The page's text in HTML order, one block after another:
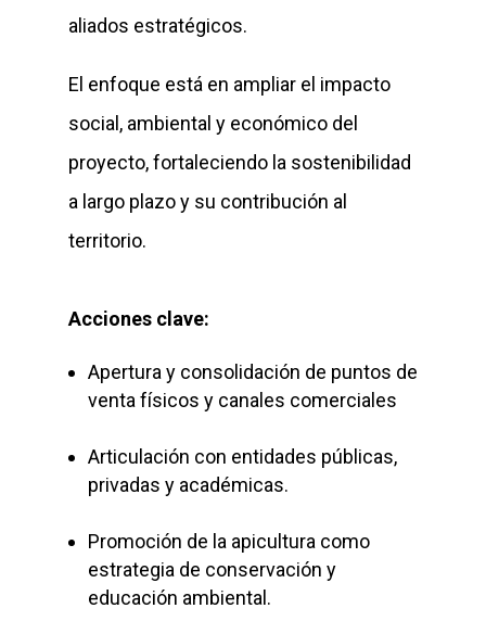
aliados estratégicos.
El enfoque está en ampliar el impacto
social, ambiental y económico del
proyecto, fortaleciendo la sostenibilidad
a largo plazo y su contribución al
territorio.
Acciones clave:
Apertura y consolidación de puntos de
venta físicos y canales comerciales
Articulación con entidades públicas,
privadas y académicas.
Promoción de la apicultura como
estrategia de conservación y
educación ambiental.